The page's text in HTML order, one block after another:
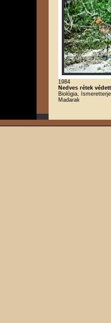
1984
Nedves rétek
Biológia,
Madarak